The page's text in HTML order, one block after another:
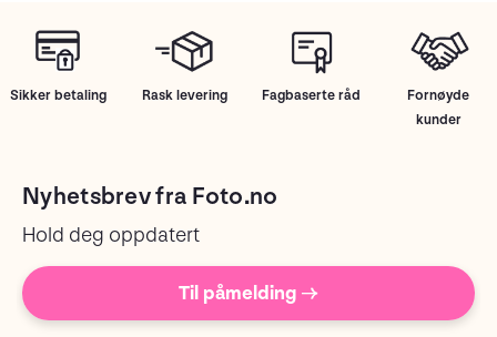
Sikker betaling Rask levering Fagbaserte råd
Fornøyde
kunder
Nyhetsbrev fra Foto.no
Hold deg oppdatert
Til påmelding →